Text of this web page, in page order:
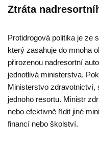
Ztráta
Protidrogová politika je ze
který zasahuje do mnoha
přirozenou nadresortní
jednotlivá ministerstva.
Ministerstvo zdravotnictví,
jednoho resortu. Ministr
nebo efektivně řídit jiné
financí nebo školství.